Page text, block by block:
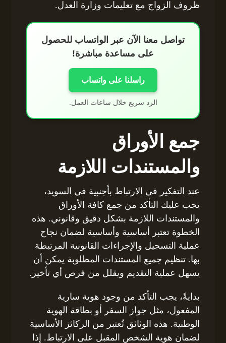
ظروف الزواج مع تعليمات وزارة العدل.
تواصل معنا الآن عبر الواتساب للحصول
على مساعدة مباشرة!
راسلنا على واتساب
الرد سريع خلال ساعات العمل.
جمع الأوراق
والمستندات اللازمة
عند التفكير في الارتباط بأجنبية في السويد،
يجب عليك التأكد من جمع كافة الأوراق
والمستندات اللازمة بشكل دقيق وقانوني. هذه
الخطوة تعتبر أساسية وأساسية لضمان نجاح
عملية التسجيل والإجراءات القانونية المرتبطة
بها. تنظيم جميع المستندات المطلوبة يمكن أن
يسهل عملية التقديم ويقلل من فرص أي تأخير.
بدايةً، يجب التأكد من وجود هوية سارية
المفعول، مثل جواز السفر أو بطاقة الهوية
الوطنية. هذه الوثائق تُعتبر من الركائز الأساسية
لضمان هوية الشخص المقبل على الارتباط. إذا